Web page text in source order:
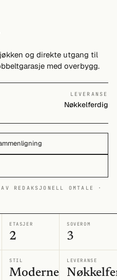
og direkte utgang til
med overbygg.
LEVERANSE
Nøkkelferdig
REDAKSJONELL OMTALE ·
ETASJER
2
SOVEROM
3
STIL
Moderne
LEVERANSE